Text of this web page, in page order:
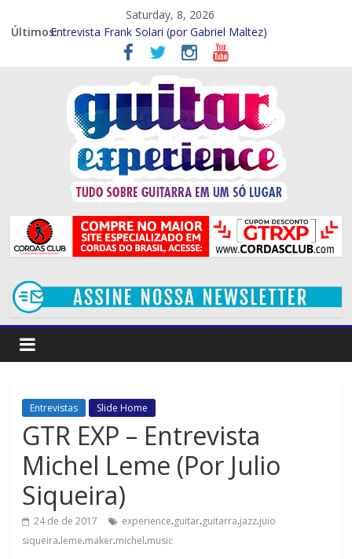
Saturday, 8, 2026
Últimos:Entrevista – Kiko Shred (Por Gabriel Maltez)
Entrevista Frank Solari (por Gabriel Maltez)
GTR EXP Entrevista – Marcelo Souza (por Gabriel Maltez)
GTR EXP Entrevista – Mithi Garcia (Por Rafael Ferraz)
Entrevistas Slide Home
GTR EXP – Entrevista
Michel Leme (Por Julio
Siqueira)
24 de de 2017 experience.guitar.guitarra.jazz.juio
siqueira.leme.maker.michel.music